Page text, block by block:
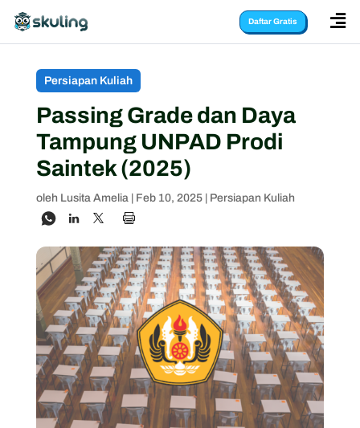
Daftar Gratis 
Persiapan Kuliah
Passing Grade dan Daya
Tampung UNPAD Prodi
Saintek (2025)
oleh Lusita Amelia| Feb 10, 2025| Persiapan Kuliah